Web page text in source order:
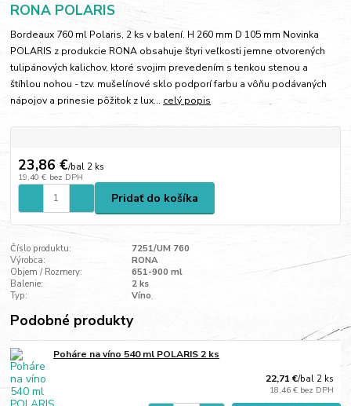
RONA POLARIS
Bordeaux 760 ml Polaris, 2 ks v balení. H 260 mm D 105 mm Novinka
POLARIS z produkcie RONA obsahuje štyri veľkosti jemne otvorených
tulipánových kalichov, ktoré svojim prevedením s tenkou stenou a
štíhlou nohou - tzv. mušelínové sklo podporí farbu a vôňu podávaných
nápojov a prinesie pôžitok z lux... celý popis
23,86 €/bal 2 ks
19,40 € bez DPH
Pridať do košíka
Číslo produktu:
7251/UM 760
Výrobca:
RONA
Objem / Rozmery:
651-900 ml
Balenie:
2 ks
Typ:
Víno
Podobné produkty
Poháre na víno 540 ml POLARIS 2 ks
22,71 €/bal 2 ks
18,46 € bez DPH